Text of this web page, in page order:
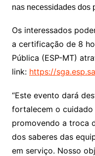
nas necessidades dos
Os interessados
a certificação de 8
Pública (ESP-MT)
link: https://
“Este evento dará
fortalecem o cuidado
promovendo a troca
dos saberes das
em serviço. Nosso